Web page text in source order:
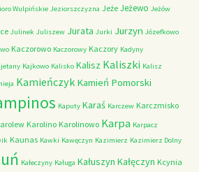
Wulpińskie Jeziorszczyzna Jeże Jeżewo Jeżów
Julinek Juliszew Jurata Jurki Jurzyn Józefkowo
Kaczorowo Kaczorowy Kaczory Kadyny
Kajkowo Kalisko Kalisz Kaliszki Kalisz
Kamieńczyk Kamień Pomorski
Kaputy Karaś Karczew Karczmisko
Karolino Karolinowo Karpa Karpacz
Kaunas Kawki Kawęczyn Kazimierz Kazimierz Dolny
Kałeczyny Kaługa Kałuszyn Kałęczyn Kcynia